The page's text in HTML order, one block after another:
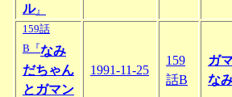
ル』
159話
B『なみ
だちゃん
とガマン
1991-11-25
159
話B
ガ
な